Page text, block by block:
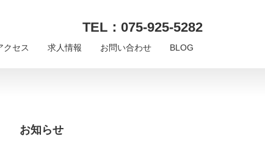
TEL：075-925-5282
クセス 求人情報 お問い合わせ BLOG
お知らせ